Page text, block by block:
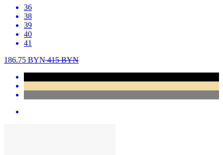
36
38
39
40
41
186.75 BYN415BYN